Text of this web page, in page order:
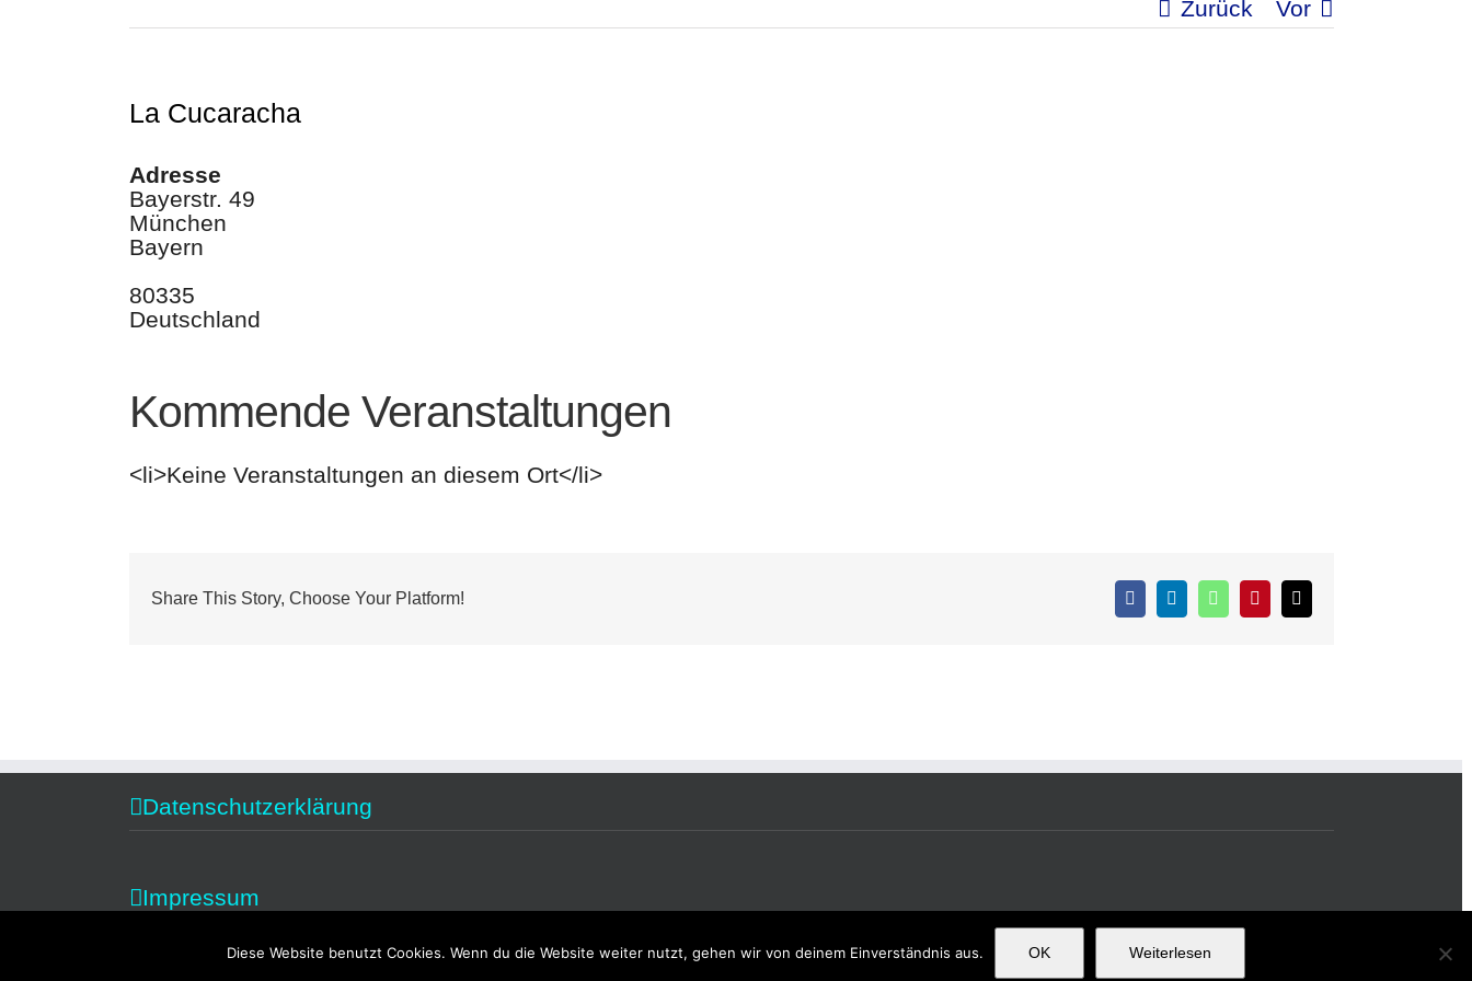
Zurück Vor
La Cucaracha
Adresse
Bayerstr. 49
München
Bayern
80335
Deutschland
Kommende Veranstaltungen
<li>Keine Veranstaltungen an diesem Ort</li>
Share This Story, Choose Your Platform! FacebookLinkedInWhatsAppPinterest
Mail
Datenschutzerklärung
Impressum
Diese Website benutzt Cookies. Wenn du die Website weiter nutzt, gehen wir von deinem Einverständnis aus. OK Weiterlesen